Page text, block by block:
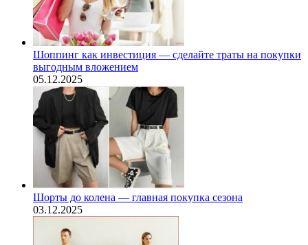
Шоппинг как инвестиция — сделайте траты на покупки
выгодным вложением
05.12.2025
Шорты до колена — главная покупка сезона
03.12.2025